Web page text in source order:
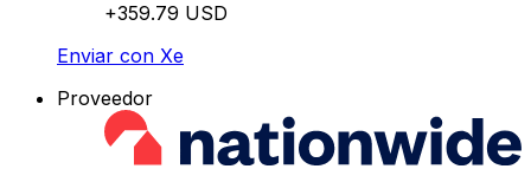
+359.79 USD
Enviar con Xe
Proveedor